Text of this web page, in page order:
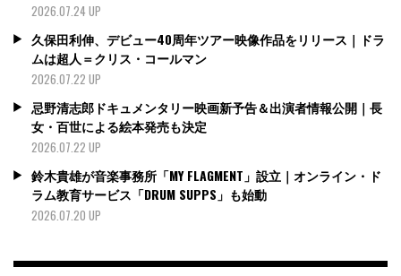
2026.07.24 UP
久保田利伸、デビュー40周年ツアー映像作品をリリース｜ドラ
ムは超人＝クリス・コールマン
2026.07.22 UP
忌野清志郎ドキュメンタリー映画新予告＆出演者情報公開｜長
女・百世による絵本発売も決定
2026.07.22 UP
鈴木貴雄が音楽事務所「MY FLAGMENT」設立｜オンライン・ド
ラム教育サービス「DRUM SUPPS」も始動
2026.07.20 UP